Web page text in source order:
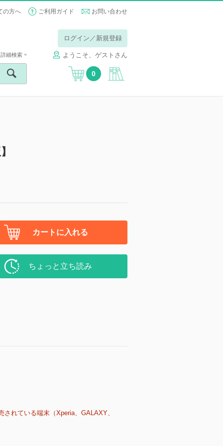
の方へ ご利用ガイド お問い合わせ
ログイン／新規登録
ようこそ、ゲストさん
詳細検索
0
カートに入れる
ちょっと立ち読み
れている端末（Xperia、GALAXY、